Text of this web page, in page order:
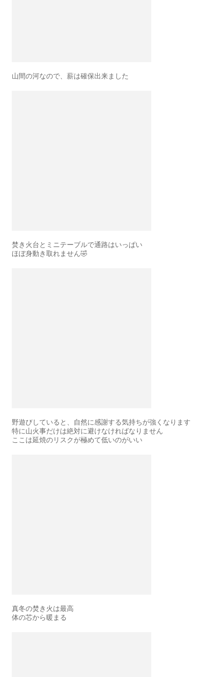
山間の河なので、薪は確保出来ました
焚き火台とミニテーブルで通路はいっぱい
ほぼ身動き取れません🤣
野遊びしていると、自然に感謝する気持ちが強くなります
特に山火事だけは絶対に避けなければなりません
ここは延焼のリスクが極めて低いのがいい
真冬の焚き火は最高
体の芯から暖まる